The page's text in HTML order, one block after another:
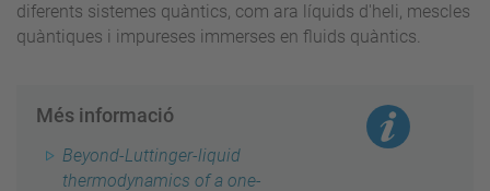
diferents sistemes quàntics, com ara líquids d'heli, mescles
quàntiques i impureses immerses en fluids quàntics.
Més informació
Beyond-Luttinger-liquid
thermodynamics of a one-